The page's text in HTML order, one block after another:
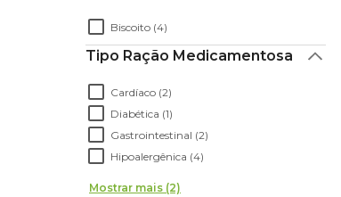
Biscoito (4)
Tipo Ração Medicamentosa
Cardíaco (2)
Diabética (1)
Gastrointestinal (2)
Hipoalergênica (4)
Mostrar mais (2)